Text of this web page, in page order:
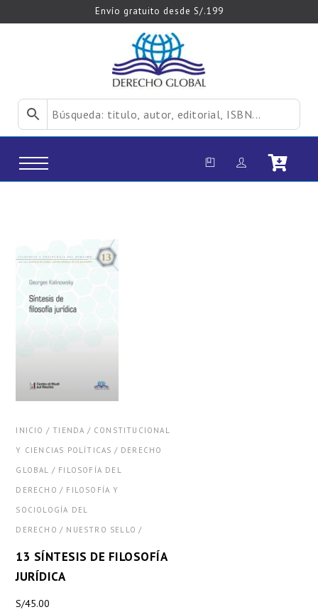
Envío gratuito desde S/.199
INICIO /TIENDA / CONSTITUCIONAL
Y CIENCIAS POLÍTICAS / DERECHO
GLOBAL
/ FILOSOFÍA DEL
DERECHO / FILOSOFÍA Y
SOCIOLOGÍA DEL
DERECHO / NUESTRO SELLO /
13 SÍNTESIS DE FILOSOFÍA
JURÍDICA
S/45.00